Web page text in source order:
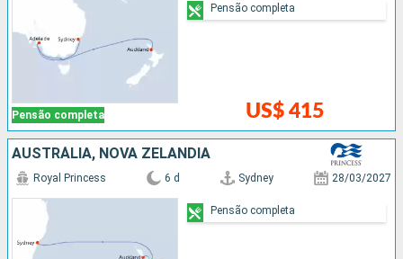
Pensão completa US$ 415
Pensão completa
AUSTRÁLIA, NOVA ZELÂNDIA
Royal Princess 6 d Sydney 28/03/2027
Pensão completa